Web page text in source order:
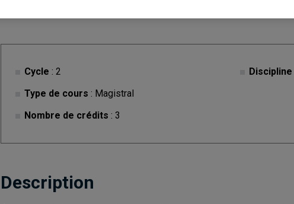
Cycle : 2
Type de cours : Magistral
Nombre de crédits : 3
Discipline
Description